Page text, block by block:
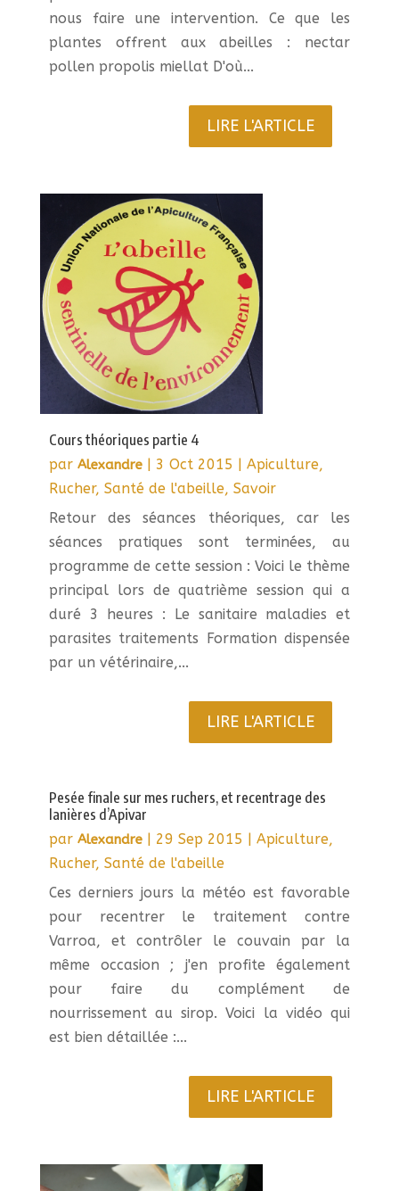
nous faire une intervention. Ce que les
plantes offrent aux abeilles : nectar
pollen propolis miellat D'où...
LIRE L'ARTICLE
Cours théoriques partie 4
par Alexandre| 3 Oct 2015 Apiculture,
Rucher, Santé de l'abeille, Savoir
Retour des séances théoriques, car les
séances pratiques sont terminées, au
programme de cette session : Voici le thème
principal lors de quatrième session qui a
duré 3 heures : Le sanitaire maladies et
parasites traitements Formation dispensée
par un vétérinaire,...
LIRE L'ARTICLE
Pesée finale sur mes ruchers, et recentrage des
lanières d’Apivar
par Alexandre| 29 Sep 2015 Apiculture,
Rucher, Santé de l'abeille
Ces derniers jours la météo est favorable
pour recentrer le traitement contre
Varroa, et contrôler le couvain par la
même occasion ; j'en profite également
pour faire du complément de
nourrissement au sirop. Voici la vidéo qui
est bien détaillée :...
LIRE L'ARTICLE